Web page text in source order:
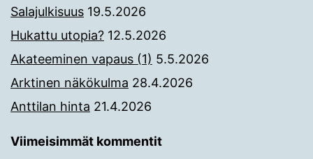
Salajulkisuus 19.5.2026
Hukattu utopia? 12.5.2026
Akateeminen vapaus (1) 5.5.2026
Arktinen näkökulma 28.4.2026
Anttilan hinta 21.4.2026
Viimeisimmät kommentit